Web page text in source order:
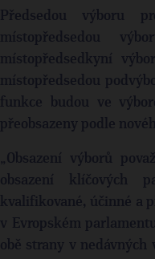
Předsedou výboru
místopředsedou
místopředsedkyní
místopředsedou
funkce budou ve
přeobsazeny podle
„Obsazení výborů
obsazení klíčových
kvalifikované, účinné a
v Evropském
obě strany v nedávných